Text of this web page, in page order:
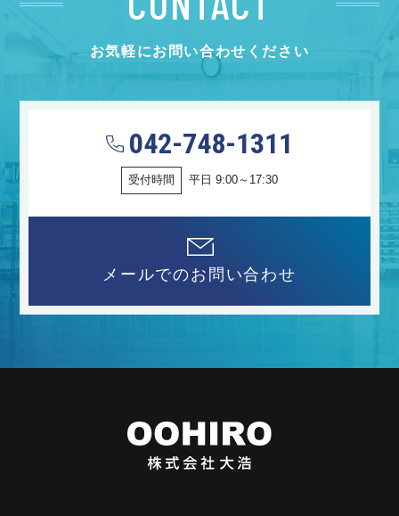
お気軽にお問い合わせください
042-748-1311
受付時間 平日 9:00～17:30
メールでのお問い合わせ